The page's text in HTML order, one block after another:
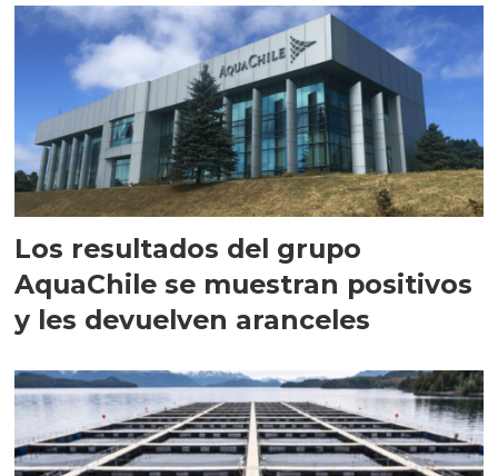
Los resultados del grupo
AquaChile se muestran positivos
y les devuelven aranceles